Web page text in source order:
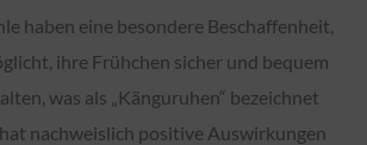
haben eine besondere Beschaffenheit,
ihre Frühchen sicher und bequem
was als „Känguruhen“ bezeichnet
nachweislich positive Auswirkungen